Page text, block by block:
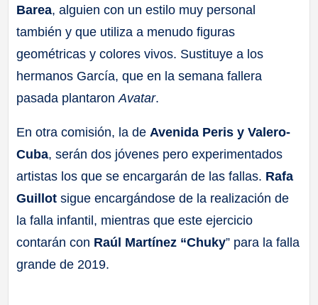
Barea, alguien con un estilo muy personal
también y que utiliza a menudo figuras
geométricas y colores vivos. Sustituye a los
hermanos García, que en la semana fallera
pasada plantaronAvatar.
En otra comisión, la deAvenida Peris y Valero-
Cuba, serán dos jóvenes pero experimentados
artistas los que se encargarán de las fallas. Rafa
Guillot sigue encargándose de la realización de
la falla infantil, mientras que este ejercicio
contarán con Raúl Martínez “Chuky” para la falla
grande de 2019.